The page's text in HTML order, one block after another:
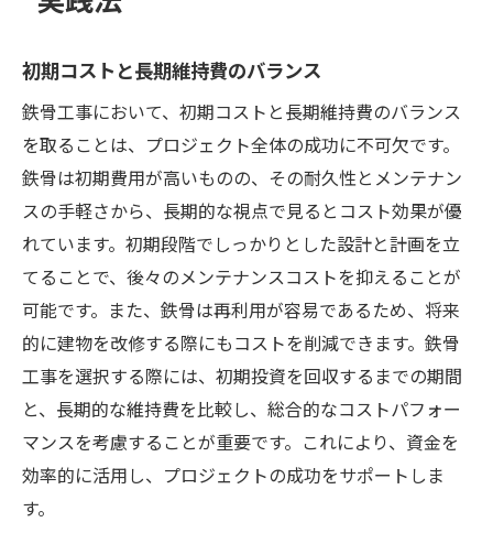
初期コストと長期維持費のバランス
鉄骨工事において、初期コストと長期維持費のバランス
を取ることは、プロジェクト全体の成功に不可欠です。
鉄骨は初期費用が高いものの、その耐久性とメンテナン
スの手軽さから、長期的な視点で見るとコスト効果が優
れています。初期段階でしっかりとした設計と計画を立
てることで、後々のメンテナンスコストを抑えることが
可能です。また、鉄骨は再利用が容易であるため、将来
的に建物を改修する際にもコストを削減できます。鉄骨
工事を選択する際には、初期投資を回収するまでの期間
と、長期的な維持費を比較し、総合的なコストパフォー
マンスを考慮することが重要です。これにより、資金を
効率的に活用し、プロジェクトの成功をサポートしま
す。